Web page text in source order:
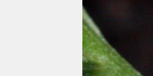
nord
wahrheit
verlag